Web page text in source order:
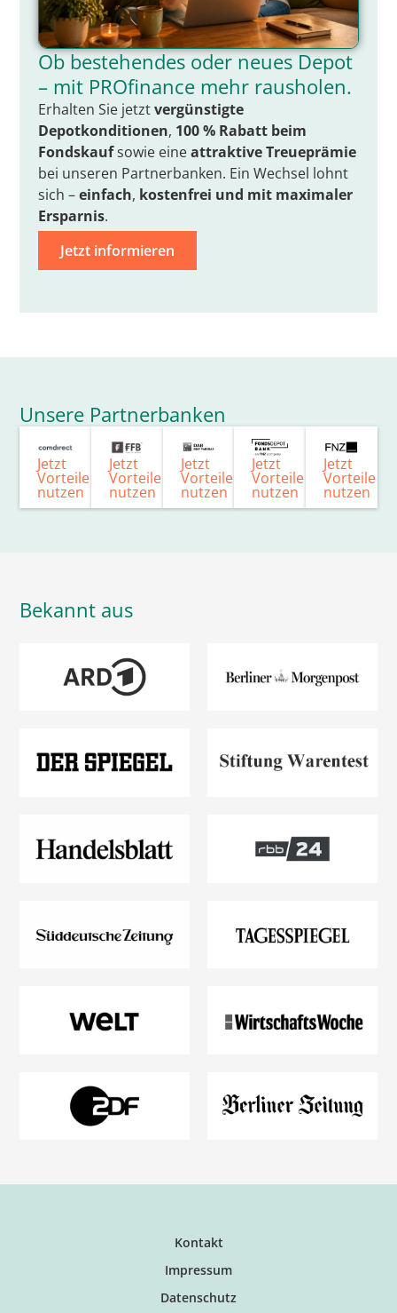
Ob bestehendes oder neues Depot
– mit PROfinance mehr rausholen.
Erhalten Sie jetztvergünstigte
Depotkonditionen, 100 % Rabatt beim
Fondskaufsowie eineattraktive Treueprämie
bei unseren Partnerbanken. Ein Wechsel lohnt
sich –einfach, kostenfrei und mit maximaler
Ersparnis.
Jetzt informieren
Unsere Partnerbanken
Jetzt
Vorteile
nutzen
Jetzt
Vorteile
nutzen
Jetzt
Vorteile
nutzen
Jetzt
Vorteile
nutzen
Jetzt
Vorteile
nutzen
Bekannt aus
Kontakt
Impressum
Datenschutz